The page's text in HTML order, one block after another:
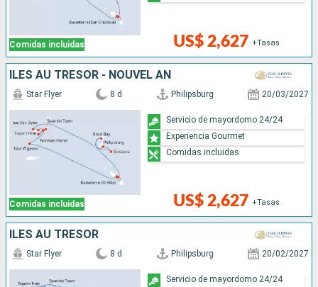
Comidas incluidas US$ 2,627 +Tasas
ÎLES AU TRÉSOR - NOUVEL AN
Comidas incluidas
Star Flyer 8 d Philipsburg 20/03/2027
US$ 2,627 +Tasas
Servicio de mayordomo 24/24
Experiencia Gourmet
Comidas incluidas
ÎLES AU TRÉSOR
Star Flyer 8 d Philipsburg 20/02/2027
Servicio de mayordomo 24/24